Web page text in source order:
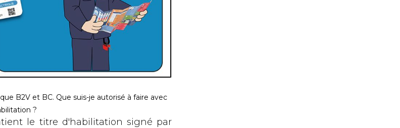
B2V et BC. Que suis-je autorisé à faire avec
?
le titre d'habilitation signé par